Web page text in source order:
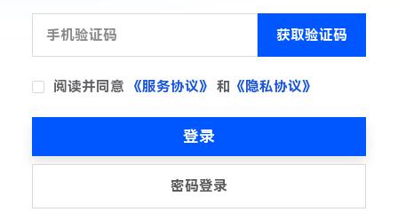
获取验证码
阅读并同意 《服务协议》 和 《隐私协议》
登录
密码登录